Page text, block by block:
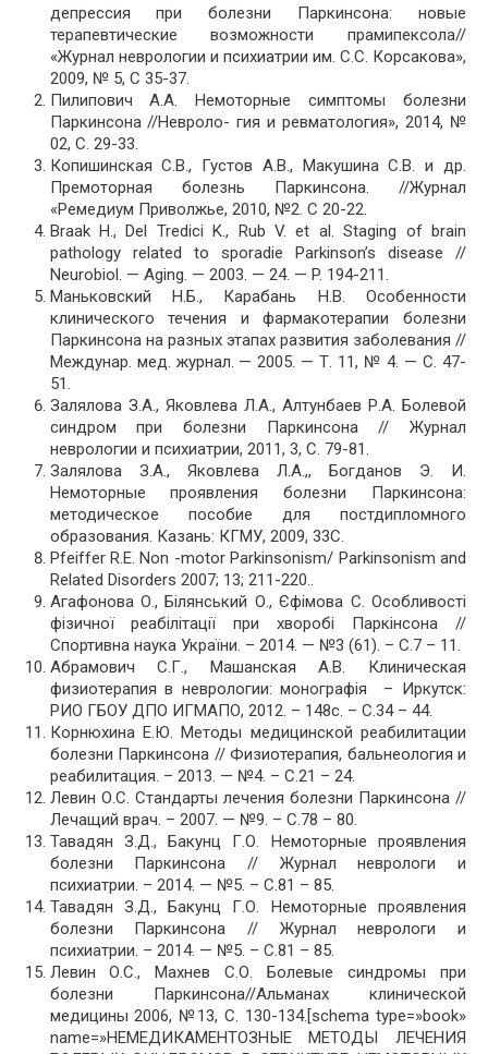
депрессия при болезни Паркинсона: новые
терапевтические возможности прамипексола//
«Журнал неврологии и психиатрии им. С.С. Корсакова»,
2009, № 5, С 35-37.
Пилипович А.А. Немоторные симптомы болезни
Паркинсона //Невроло- гия и ревматология», 2014, №
02, С. 29-33.
Копишинская С.В., Густов А.В., Макушина С.В. и др.
Премоторная болезнь Паркинсона. //Журнал
«Ремедиум Приволжье, 2010, №2. С 20-22.
Braak H., Del Tredici K., Rub V. et al. Staging of brain
pathology related to sporadie Parkinson’s disease //
Neurobiol. — Aging. — 2003. — 24. — P. 194-211.
Маньковский Н.Б., Карабань Н.В. Особенности
клинического течения и фармакотерапии болезни
Паркинсона на разных этапах развития заболевания //
Междунар. мед. журнал. — 2005. — Т. 11, № 4. — С. 47-
51.
Залялова З.А., Яковлева Л.А., Алтунбаев Р.А. Болевой
синдром при болезни Паркинсона // Журнал
неврологии и психиатрии, 2011, 3, С. 79-81.
Залялова З.А., Яковлева Л.А.,, Богданов Э. И.
Немоторные проявления болезни Паркинсона:
методическое пособие для постдипломного
образования. Казань: КГМУ, 2009, 33С.
Pfeiffer R.E. Non -motor Parkinsonism/ Parkinsonism and
Related Disorders 2007; 13; 211-220..
Агафонова О., Білянський О., Єфімова С. Особливості
фізичної реабілітації при хворобі Паркінсона //
Спортивна наука України. – 2014. — №3 (61). – С.7 – 11.
Абрамович С.Г., Машанская А.В. Клиническая
физиотерапия в неврологии: монографія – Иркутск:
РИО ГБОУ ДПО ИГМАПО, 2012. – 148с. – С.34 – 44.
Корнюхина Е.Ю. Методы медицинской реабилитации
болезни Паркинсона // Физиотерапия, бальнеология и
реабилитация. – 2013. — №4. – С.21 – 24.
Левин О.С. Стандарты лечения болезни Паркинсона //
Лечащий врач. – 2007. — №9. – С.78 – 80.
Тавадян З.Д., Бакунц Г.О. Немоторные проявления
болезни Паркинсона // Журнал неврологи и
психиатрии. – 2014. — №5. – С.81 – 85.
Тавадян З.Д., Бакунц Г.О. Немоторные проявления
болезни Паркинсона // Журнал неврологи и
психиатрии. – 2014. — №5. – С.81 – 85.
Левин О.С., Махнев С.О. Болевые синдромы при
болезни Паркинсона//Альманах клинической
медицины 2006, №13, С. 130-134.[schema type=»book»
name=»НЕМЕДИКАМЕНТОЗНЫЕ МЕТОДЫ ЛЕЧЕНИЯ